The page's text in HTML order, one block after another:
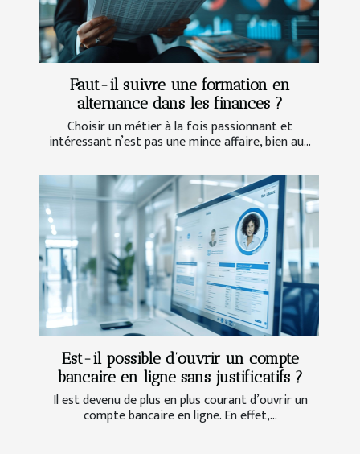
Faut-il suivre une formation en
alternance dans les finances ?
Choisir un métier à la fois passionnant et
intéressant n’est pas une mince affaire, bien au...
Est-il possible d’ouvrir un compte
bancaire en ligne sans justificatifs ?
Il est devenu de plus en plus courant d’ouvrir un
compte bancaire en ligne. En effet,...